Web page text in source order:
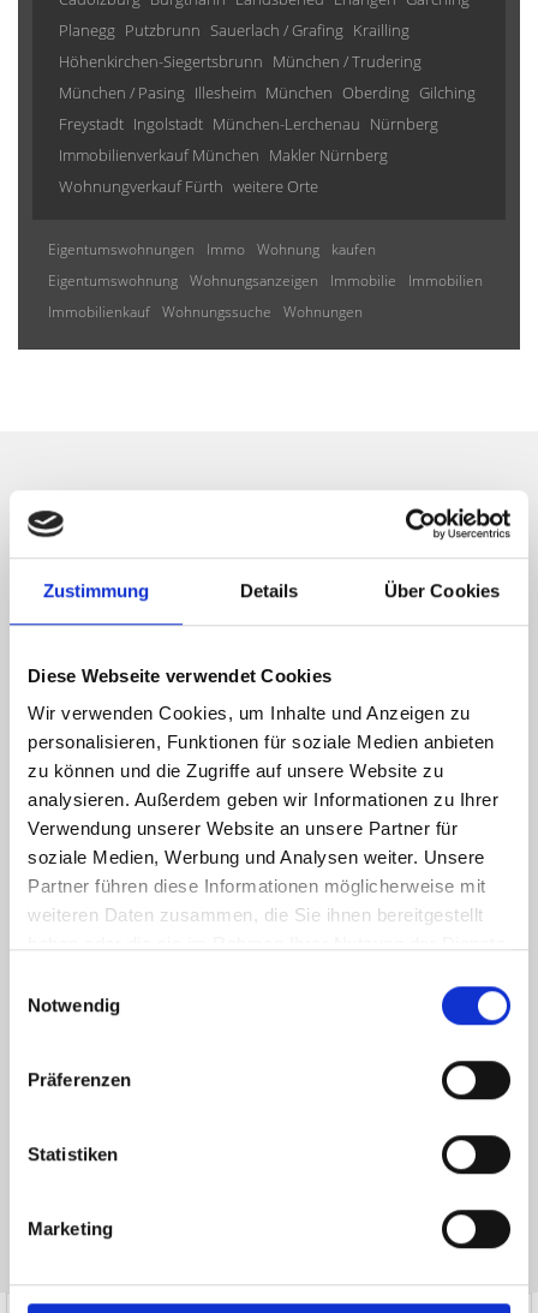
Zustimmung Details Über Cookies
Diese Webseite verwendet Cookies
Wir verwenden Cookies, um Inhalte und Anzeigen zu
personalisieren, Funktionen für soziale Medien anbieten
zu können und die Zugriffe auf unsere Website zu
analysieren. Außerdem geben wir Informationen zu Ihrer
Verwendung unserer Website an unsere Partner für
soziale Medien, Werbung und Analysen weiter. Unsere
Partner führen diese Informationen möglicherweise mit
weiteren Daten zusammen, die Sie ihnen bereitgestellt
Notwendig
Präferenzen
Statistiken
Marketing
Planegg Putzbrunn Sauerlach / Grafing Krailling
Höhenkirchen-Siegertsbrunn München / Trudering
München / Pasing Illesheim München Oberding Gilching
Freystadt Ingolstadt München-Lerchenau Nürnberg
Immobilienverkauf München Makler Nürnberg
Wohnungverkauf Fürth weitere Orte
Eigentumswohnungen Immo Wohnung
kaufen
Eigentumswohnung Wohnungsanzeigen Immobilie
Immobilien
Immobilienkauf Wohnungssuche Wohnungen
Wir informieren Sie
automatisch über passende
neue Angebote
Ich habe die
zur Kenntnis genommen. Ich stimme
zu, dass meine Angaben und Daten zur Beantwortung meiner Anfrage
Hinweis: Sie können Ihre Einwilligung jederzeit für die Zukunft per E-Mail
* Pflichtfelder